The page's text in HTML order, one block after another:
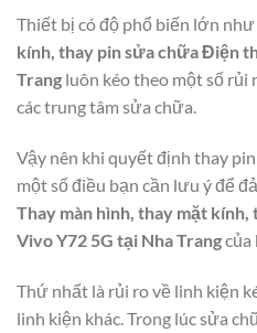
Thiết bị có độ phổ biến lớn như
kính, thay pin sửa chữa Điện
Trang luôn kéo theo một số
các trung tâm sửa chữa.
Vậy nên khi quyết định thay
một số điều bạn cần lưu ý để
Thay màn hình, thay mặt
Vivo Y72 5G tại Nha Trangcủa
Thứ nhất là rủi ro về linh kiện
linh kiện khác. Trong lúc sửa